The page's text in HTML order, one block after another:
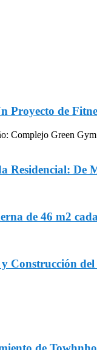
Proyecto de
Complejo Green
Residencial: De
de 46 m2
Construcción